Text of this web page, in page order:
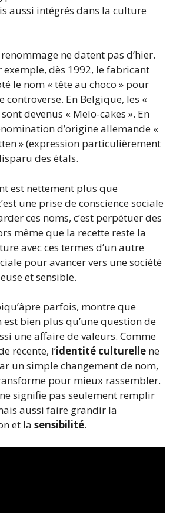
aussi intégrés dans la culture
ne datent pas d’hier.
exemple, dès 1992, le fabricant
le nom « tête au choco » pour
controverse. En Belgique, les «
devenus « Melo-cakes ». En
d’origine allemande «
» (expression particulièrement
des étals.
est nettement plus que
une prise de conscience sociale
ces noms, c’est perpétuer des
même que la recette reste la
avec ces termes d’un autre
pour avancer vers une société
et sensible.
parfois, montre que
est bien plus qu’une question de
une affaire de valeurs. Comme
récente, l’identité culturelle ne
un simple changement de nom,
pour mieux rassembler.
signifie pas seulement remplir
aussi faire grandir la
et la sensibilité.